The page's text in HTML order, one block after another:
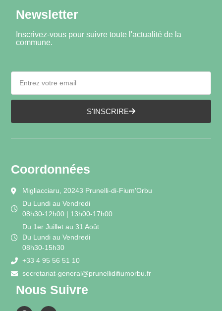
Newsletter
Inscrivez-vous pour suivre toute l'actualité de la
commune.
S'INSCRIRE
Coordonnées
Migliacciaru, 20243 Prunelli-di-Fium'Orbu
Du Lundi au Vendredi
08h30-12h00 | 13h00-17h00
Du 1er Juillet au 31 Août
Du Lundi au Vendredi
08h30-15h30
+33 4 95 56 51 10
secretariat-general@prunellidifiumorbu.fr
Nous Suivre